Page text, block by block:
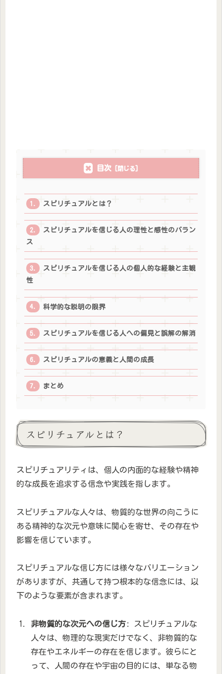
目次
スピリチュアルとは？
スピリチュアルを信じる人の理性と感性のバラン
ス
スピリチュアルを信じる人の個人的な経験と主観
性
科学的な説明の限界
スピリチュアルを信じる人への偏見と誤解の解消
スピリチュアルの意義と人間の成長
まとめ
スピリチュアルとは？
スピリチュアリティは、個人の内面的な経験や精神
的な成長を追求する信念や実践を指します。
スピリチュアルな人々は、物質的な世界の向こうに
ある精神的な次元や意味に関心を寄せ、その存在や
影響を信じています。
スピリチュアルな信じ方には様々なバリエーション
がありますが、共通して持つ根本的な信念には、以
下のような要素が含まれます。
非物質的な次元への信じ方: スピリチュアルな
人々は、物理的な現実だけでなく、非物質的な
存在やエネルギーの存在を信じます。彼らにと
って、人間の存在や宇宙の目的には、単なる物